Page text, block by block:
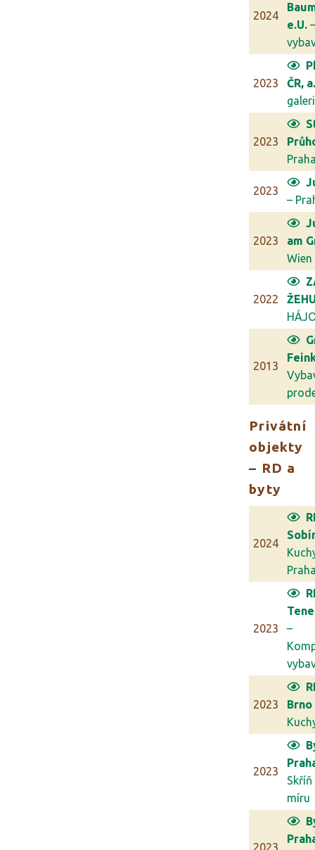
2024
e.U.
2023
ČR,
2023
2023
–
2023
am
Wien
2022
2013
Privátní
objekty
– RD a
byty
2024
2023
–
2023
Brno
2023
Skříň
míru
2023